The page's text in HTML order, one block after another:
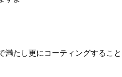
満たし更にコーティングすること